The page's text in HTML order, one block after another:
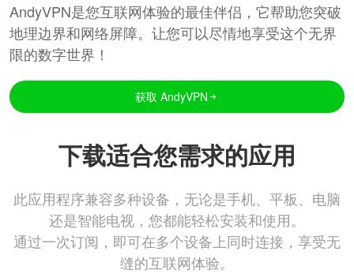
AndyVPN是您互联网体验的最佳伴侣，它帮助您突破
地理边界和网络屏障。让您可以尽情地享受这个无界
限的数字世界！
获取 AndyVPN
下载适合您需求的应用
此应用程序兼容多种设备，无论是手机、平板、电脑
还是智能电视，您都能轻松安装和使用。
通过一次订阅，即可在多个设备上同时连接，享受无
缝的互联网体验。